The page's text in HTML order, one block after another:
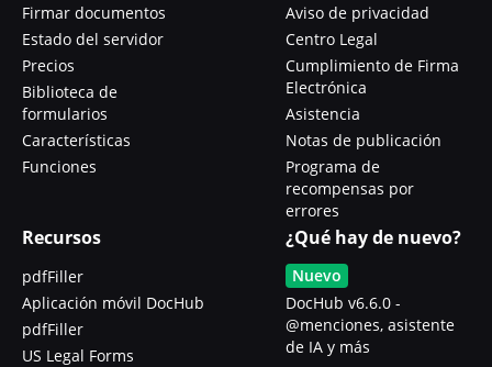
Firmar documentos
Estado del servidor
Precios
Biblioteca de
formularios
Características
Funciones
Aviso de privacidad
Centro Legal
Cumplimiento de Firma
Electrónica
Asistencia
Notas de publicación
Programa de
recompensas por
errores
Recursos
pdfFiller
Aplicación móvil DocHub
pdfFiller
US Legal Forms
¿Qué hay de nuevo?
Nuevo
DocHub v6.6.0 -
@menciones, asistente
de IA y más